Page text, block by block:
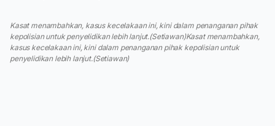
Kasat menambahkan, kasus kecelakaan ini, kini dalam penanganan pihak
kepolisian untuk penyelidikan lebih lanjut.(Setiawan)Kasat menambahkan,
kasus kecelakaan ini, kini dalam penanganan pihak kepolisian untuk
penyelidikan lebih lanjut.(Setiawan)